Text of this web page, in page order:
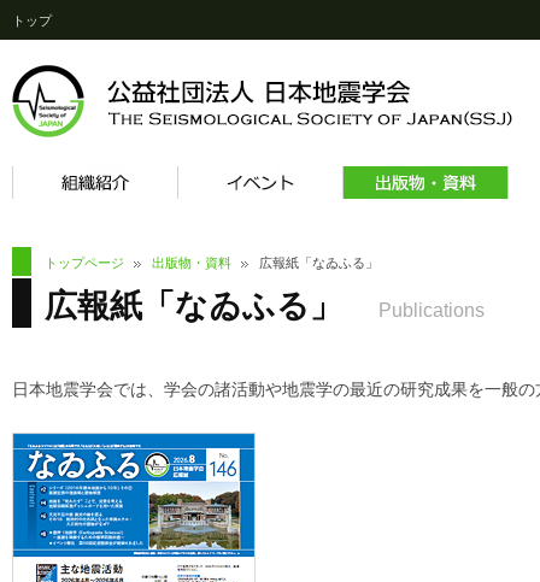
トップ
トップページ 出版物・資料 広報紙「なゐふる」
広報紙「なゐふる」 Publications
日本地震学会では、学会の諸活動や地震学の最近の研究成果を一般